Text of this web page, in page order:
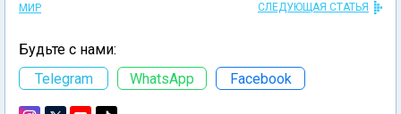
МИР СЛЕДУЮЩАЯ СТАТЬЯ
Будьте с нами:
Telegram
WhatsApp Facebook